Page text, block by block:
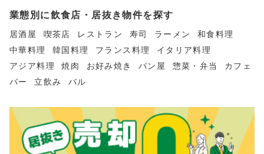
業態別に飲食店・居抜き物件を探す
居酒屋 喫茶店 レストラン 寿司 ラーメン
和食料理
中華料理
韓国料理 フランス料理
イタリア料理
アジア料理
焼肉 お好み焼き パン屋 惣菜・弁当
カフェ
バー
立飲み バル